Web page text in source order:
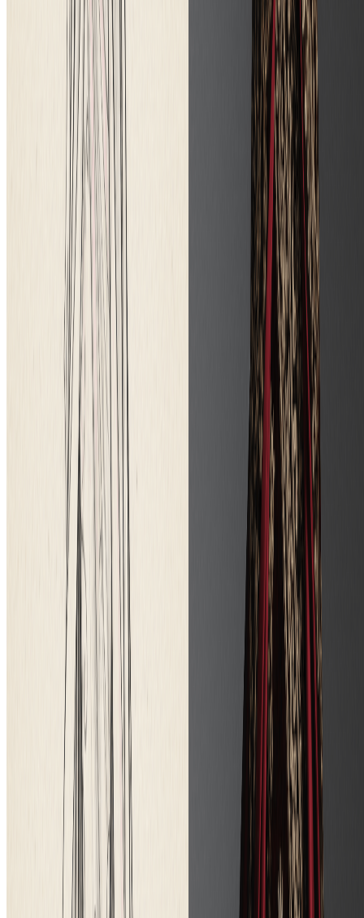
Drawings for Coloring Generator
Create beautiful drawings for coloring with our free AI drawings for
coloring generator.